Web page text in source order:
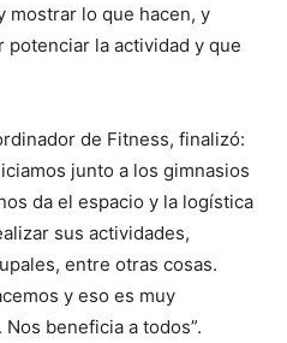
mostrar lo que hacen, y
la actividad y que
de Fitness, finalizó:
junto a los gimnasios
da el espacio y la logística
sus actividades,
entre otras cosas.
y eso es muy
beneficia a todos”.